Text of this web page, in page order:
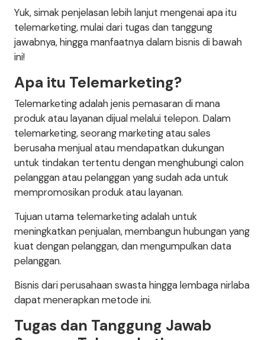
Yuk, simak penjelasan lebih lanjut mengenai apa itu
telemarketing, mulai dari tugas dan tanggung
jawabnya, hingga manfaatnya dalam bisnis di bawah
ini!
Apa itu Telemarketing?
Telemarketing adalah jenis pemasaran di mana
produk atau layanan dijual melalui telepon. Dalam
telemarketing, seorang marketing atau sales
berusaha menjual atau mendapatkan dukungan
untuk tindakan tertentu dengan menghubungi calon
pelanggan atau pelanggan yang sudah ada untuk
mempromosikan produk atau layanan.
Tujuan utama telemarketing adalah untuk
meningkatkan penjualan, membangun hubungan yang
kuat dengan pelanggan, dan mengumpulkan data
pelanggan.
Bisnis dari perusahaan swasta hingga lembaga nirlaba
dapat menerapkan metode ini.
Tugas dan Tanggung Jawab